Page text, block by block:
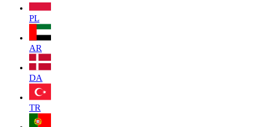
PL
AR
DA
TR